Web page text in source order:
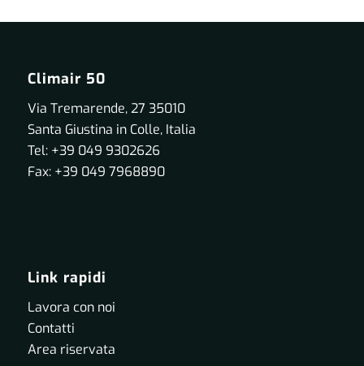
Climair 50
Via Tremarende, 27 35010
Santa Giustina in Colle, Italia
Tel: +39 049 9302626
Fax: +39 049 7968890
Link rapidi
Lavora con noi
Contatti
Area riservata